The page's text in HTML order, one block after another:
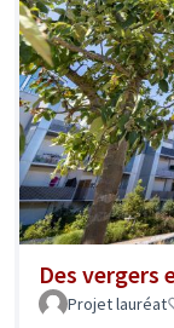
Des vergers
Projet lauréat